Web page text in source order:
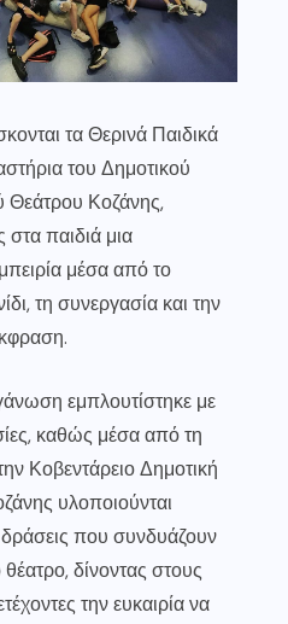
τα Θερινά Παιδικά
του Δημοτικού
Θεάτρου Κοζάνης,
παιδιά μια
μέσα από το
τη συνεργασία και την
εμπλουτίστηκε με
καθώς μέσα από τη
Κοβεντάρειο Δημοτική
υλοποιούνται
δράσεις που συνδυάζουν
θέατρο, δίνοντας στους
την ευκαιρία να